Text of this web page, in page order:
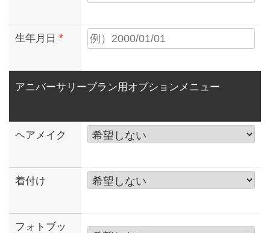
生年月日 *
アニバーサリープラン用オプションメニュー
ヘアメイク
着付け
フォトブッ